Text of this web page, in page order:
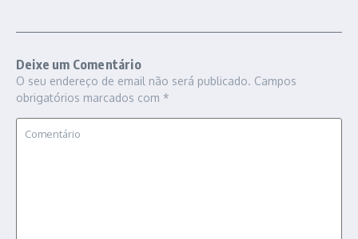
Deixe um Comentário
O seu endereço de email não será publicado. Campos
obrigatórios marcados com *